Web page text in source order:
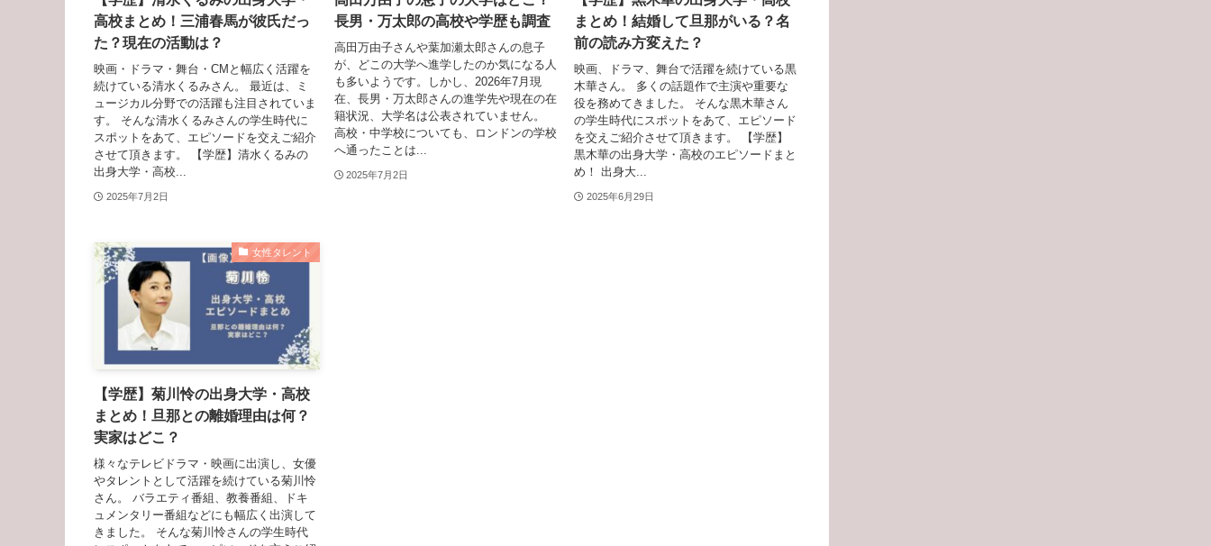
高校まとめ！三浦春馬が彼氏だっ
た？現在の活動は？
映画・ドラマ・舞台・CMと幅広く活躍を
続けている清水くるみさん。 最近は、ミ
ュージカル分野での活躍も注目されていま
す。 そんな清水くるみさんの学生時代に
スポットをあて、エピソードを交えご紹介
させて頂きます。 【学歴】清水くるみの
出身大学・高校...
2025年7月2日
長男・万太郎の高校や学歴も調査
高田万由子さんや葉加瀬太郎さんの息子
が、どこの大学へ進学したのか気になる人
も多いようです。しかし、2026年7月現
在、長男・万太郎さんの進学先や現在の在
籍状況、大学名は公表されていません。
高校・中学校についても、ロンドンの学校
へ通ったことは...
2025年7月2日
まとめ！結婚して旦那がいる？名
前の読み方変えた？
映画、ドラマ、舞台で活躍を続けている黒
木華さん。 多くの話題作で主演や重要な
役を務めてきました。 そんな黒木華さん
の学生時代にスポットをあて、エピソード
を交えご紹介させて頂きます。 【学歴】
黒木華の出身大学・高校のエピソードまと
め！ 出身大...
2025年6月29日
女性タレント
【学歴】菊川怜の出身大学・高校
まとめ！旦那との離婚理由は何？
実家はどこ？
様々なテレビドラマ・映画に出演し、女優
やタレントとして活躍を続けている菊川怜
さん。 バラエティ番組、教養番組、ドキ
ュメンタリー番組などにも幅広く出演して
きました。 そんな菊川怜さんの学生時代